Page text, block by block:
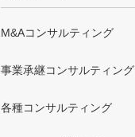
M&Aコンサルティング
事業承継コンサルティング
各種コンサルティング